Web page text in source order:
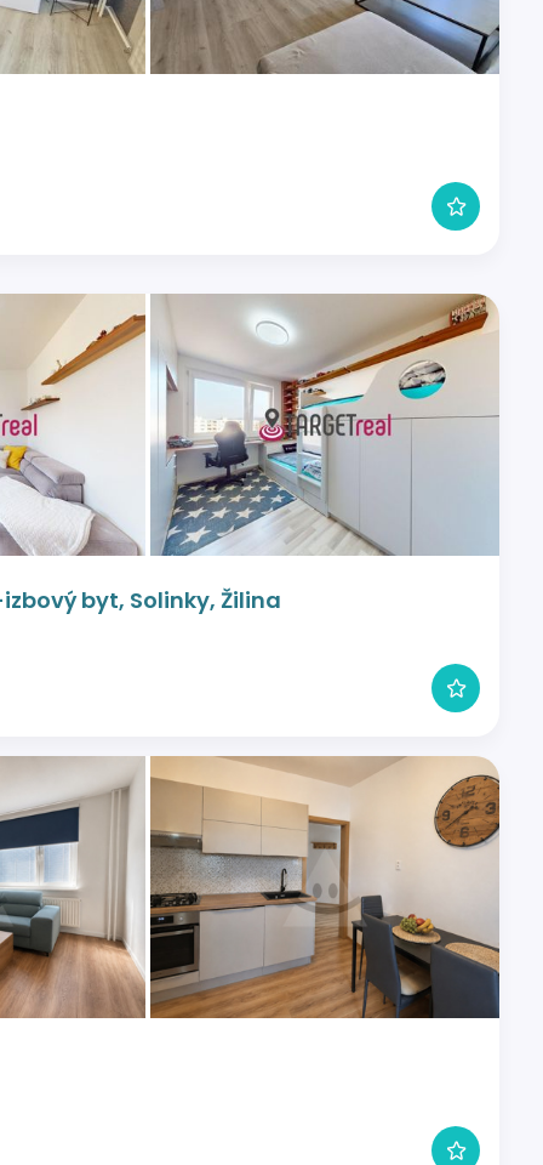
izbový byt, Solinky, Žilina